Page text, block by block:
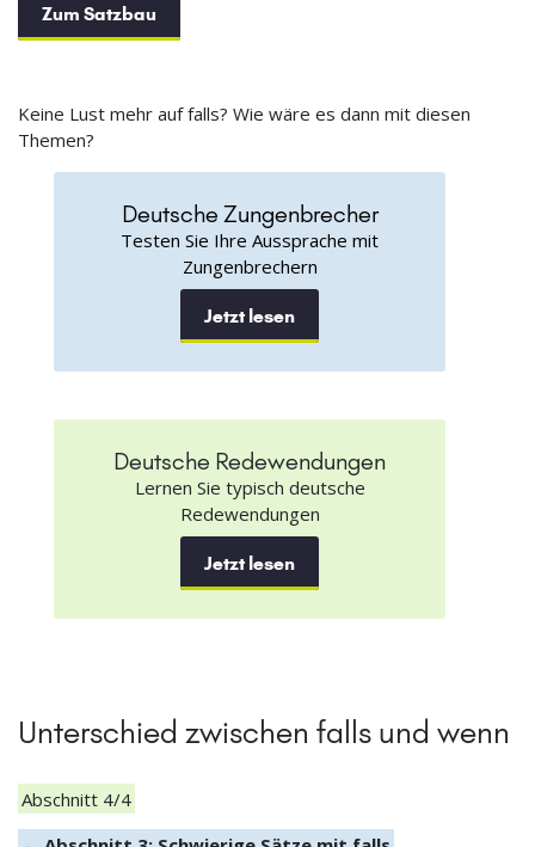
Zum Satzbau
Keine Lust mehr auf falls? Wie wäre es dann mit diesen
Themen?
Deutsche Zungenbrecher
Testen Sie Ihre Aussprache mit
Zungenbrechern
Jetzt lesen
Deutsche Redewendungen
Lernen Sie typisch deutsche
Redewendungen
Jetzt lesen
Unterschied zwischen falls und wenn
Abschnitt 4/4